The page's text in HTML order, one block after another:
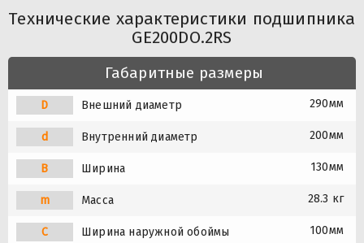
Технические характеристики подшипника
GE200DO.2RS
Габаритные размеры
D Внешний диаметр 290мм
d Внутренний диаметр 200мм
B Ширина 130мм
m Масса 28.3 кг
C Ширина наружной обоймы 100мм